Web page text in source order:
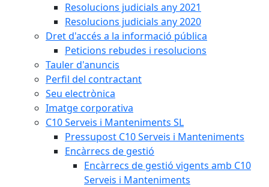
Resolucions judicials any 2021
Resolucions judicials any 2020
Dret d'accés a la informació pública
Peticions rebudes i resolucions
Tauler d'anuncis
Perfil del contractant
Seu electrònica
Imatge corporativa
C10 Serveis i Manteniments SL
Pressupost C10 Serveis i Manteniments
Encàrrecs de gestió
Encàrrecs de gestió vigents amb C10
Serveis i Manteniments